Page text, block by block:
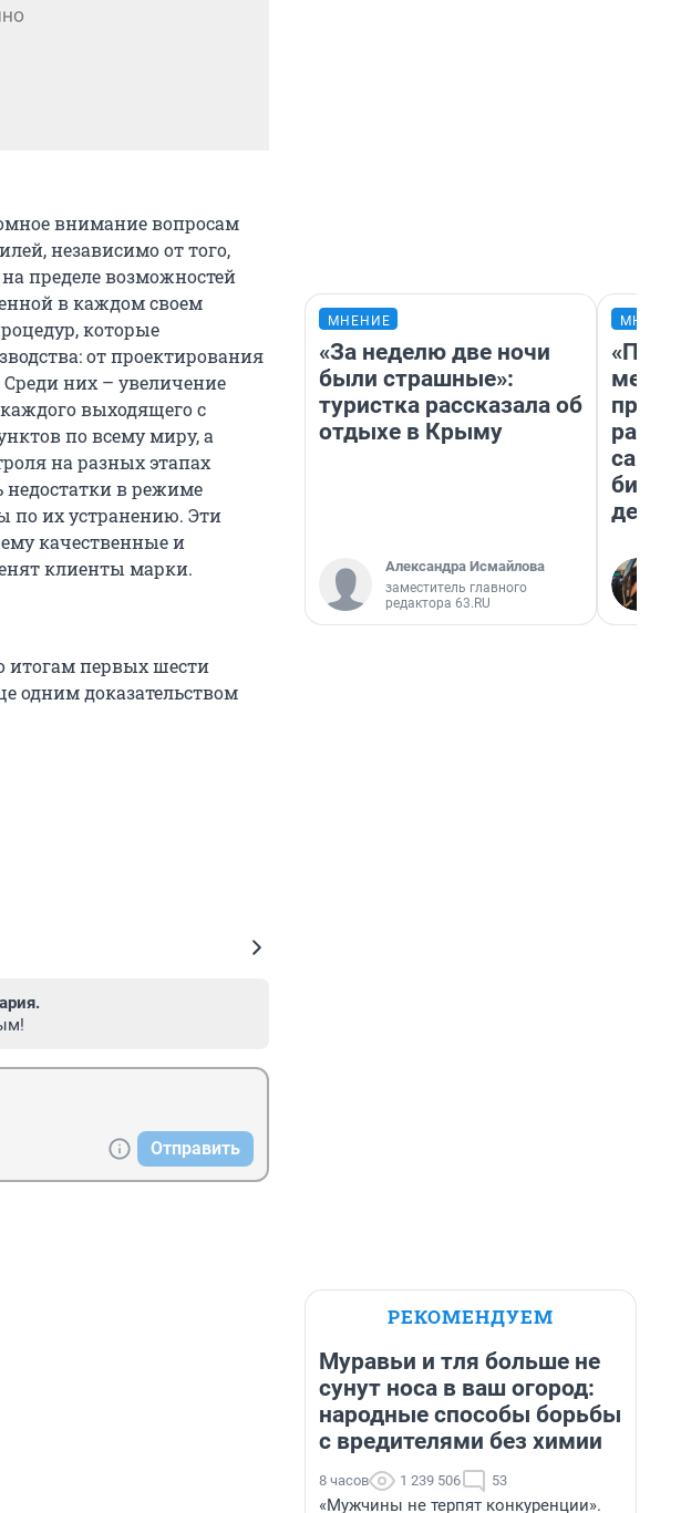
внимание вопросам
независимо от того,
пределе возможностей
в каждом своем
которые
от проектирования
них – увеличение
выходящего с
по всему миру, а
на разных этапах
в режиме
по их устранению. Эти
качественные и
клиенты марки.
итогам первых шести
одним доказательством
Отправить
МНЕНИЕ
«За неделю две ночи
были страшные»:
туристка рассказала об
отдыхе в Крыму
Александра Исмайлова
заместитель главного
редактора 63.RU
РЕКОМЕНДУЕМ
Муравьи и тля больше не
сунут носа в ваш огород:
народные способы борьбы
с вредителями без химии
8 часов 1 239 506 53
«Мужчины не терпят конкуренции».